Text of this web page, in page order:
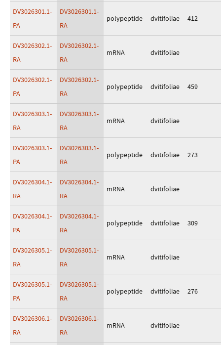
DV3026301.1-
PA
DV3026301.1-
RA
polypeptide dvitifoliae 412
DV3026302.1-
RA
DV3026302.1-
RA
mRNA dvitifoliae
DV3026302.1-
PA
DV3026302.1-
RA
polypeptide dvitifoliae 459
DV3026303.1-
RA
DV3026303.1-
RA
mRNA dvitifoliae
DV3026303.1-
PA
DV3026303.1-
RA
polypeptide dvitifoliae 273
DV3026304.1-
RA
DV3026304.1-
RA
mRNA dvitifoliae
DV3026304.1-
PA
DV3026304.1-
RA
polypeptide dvitifoliae 309
DV3026305.1-
RA
DV3026305.1-
RA
mRNA dvitifoliae
DV3026305.1-
PA
DV3026305.1-
RA
polypeptide dvitifoliae 276
DV3026306.1-
RA
DV3026306.1-
RA
mRNA dvitifoliae